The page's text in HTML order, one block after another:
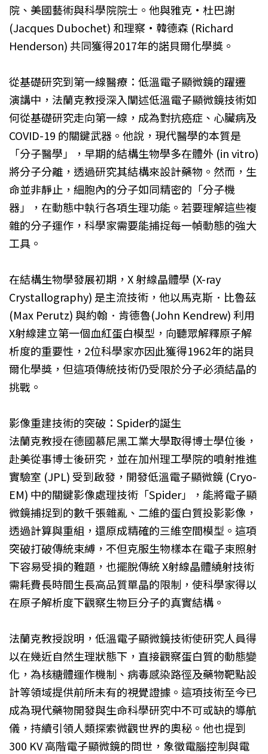
院、美國藝術與科學院院士。他與雅克·杜巴謝
(Jacques Dubochet) 和理察·韓德森 (Richard
Henderson) 共同獲得2017年的諾貝爾化學獎。
從基礎研究到第一線醫療：低溫電子顯微鏡的躍遷
演講中，法蘭克教授深入闡述低溫電子顯微鏡技術如
何從基礎研究走向第一線，成為對抗癌症、心臟病及
COVID-19 的關鍵武器。他說，現代醫學的本質是
「分子醫學」，早期的結構生物學多在體外 (in vitro)
將分子分離，透過研究其結構來設計藥物。然而，生
命並非靜止，細胞內的分子如同精密的「分子機
器」，在動態中執行各項生理功能。若要理解這些複
雜的分子運作，科學家需要能捕捉每一幀動態的強大
工具。
在結構生物學發展初期，X 射線晶體學 (X-ray
Crystallography) 是主流技術，他以馬克斯．比魯茲
(Max Perutz) 與約翰．肯德魯(John Kendrew) 利用
X射線建立第一個血紅蛋白模型，向聽眾解釋原子解
析度的重要性，2位科學家亦因此獲得1962年的諾貝
爾化學獎，但這項傳統技術仍受限於分子必須結晶的
挑戰。
影像重建技術的突破：Spider的誕生
法蘭克教授在德國慕尼黑工業大學取得博士學位後，
赴美從事博士後研究，並在加州理工學院的噴射推進
實驗室 (JPL) 受到啟發，開發低溫電子顯微鏡 (Cryo-
EM) 中的關鍵影像處理技術「Spider」，能將電子顯
微鏡捕捉到的數千張雜亂、二維的蛋白質投影影像，
透過計算與重組，還原成精確的三維空間模型。這項
突破打破傳統束縛，不但克服生物樣本在電子束照射
下容易受損的難題，也擺脫傳統 X射線晶體繞射技術
需耗費長時間生長高品質單晶的限制，使科學家得以
在原子解析度下觀察生物巨分子的真實結構。
法蘭克教授說明，低溫電子顯微鏡技術使研究人員得
以在幾近自然生理狀態下，直接觀察蛋白質的動態變
化，為核糖體運作機制、病毒感染路徑及藥物靶點設
計等領域提供前所未有的視覺證據。這項技術至今已
成為現代藥物開發與生命科學研究中不可或缺的導航
儀，持續引領人類探索微觀世界的奧秘。他也提到
300 KV 高階電子顯微鏡的問世，象徵電腦控制與電